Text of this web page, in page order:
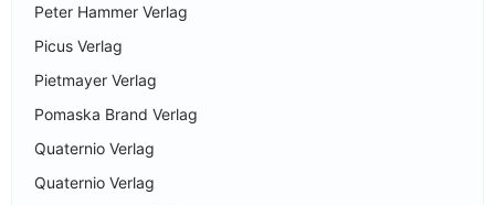
Peter Hammer Verlag
Picus Verlag
Pietmayer Verlag
Pomaska Brand Verlag
Quaternio Verlag
Quaternio Verlag